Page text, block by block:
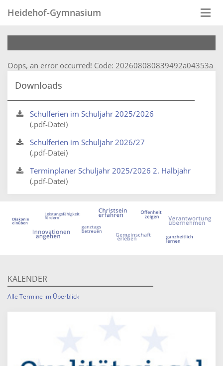
Heidehof-Gymnasium
Oops, an error occurred! Code: 202608080839492a04353a
Downloads
Schulferien im Schuljahr 2025/2026
(.pdf-Datei)
Schulferien im Schuljahr 2026/27
(.pdf-Datei)
Terminplaner Schuljahr 2025/2026 2. Halbjahr
(.pdf-Datei)
KALENDER
Alle Termine im Überblick